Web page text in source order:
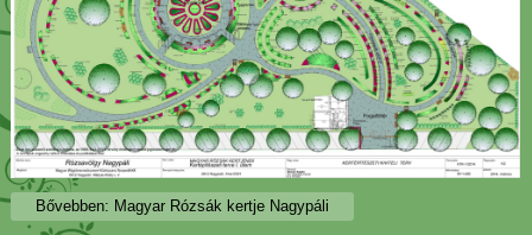
Bővebben: Magyar Rózsák kertje Nagypáli